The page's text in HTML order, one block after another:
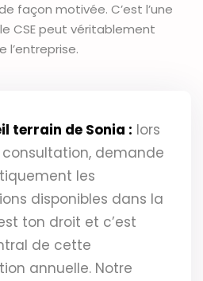
façon motivée. C’est l’une
CSE peut véritablement
l’entreprise.
terrain de Sonia : lors
demande
les
disponibles dans la
ton droit et c’est
de cette
annuelle. Notre